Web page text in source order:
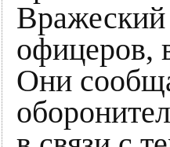
Вражеский
офицеров,
Они